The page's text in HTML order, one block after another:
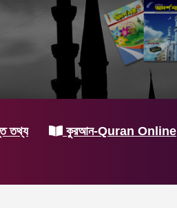
তথ্য কুরআন-Quran Online